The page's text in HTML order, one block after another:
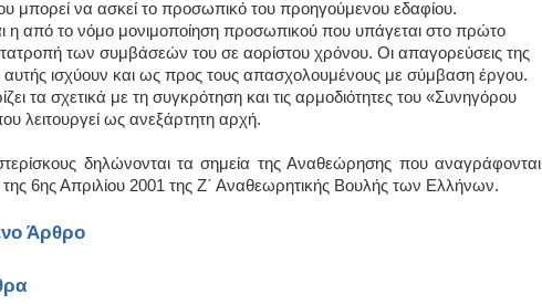
μπορεί να ασκεί το προσωπικό του προηγούμενου εδαφίου.
η από το νόμο μονιμοποίηση προσωπικού που υπάγεται στο πρώτο
των συμβάσεών του σε αορίστου χρόνου. Οι απαγορεύσεις της
ισχύουν και ως προς τους απασχολουμένους με σύμβαση έργου.
τα σχετικά με τη συγκρότηση και τις αρμοδιότητες του «Συνηγόρου
λειτουργεί ως ανεξάρτητη αρχή.
δηλώνονται τα σημεία της Αναθεώρησης που αναγράφονται
6ης Απριλίου 2001 της Ζ΄ Αναθεωρητικής Βουλής των Ελλήνων.
Άρθρο